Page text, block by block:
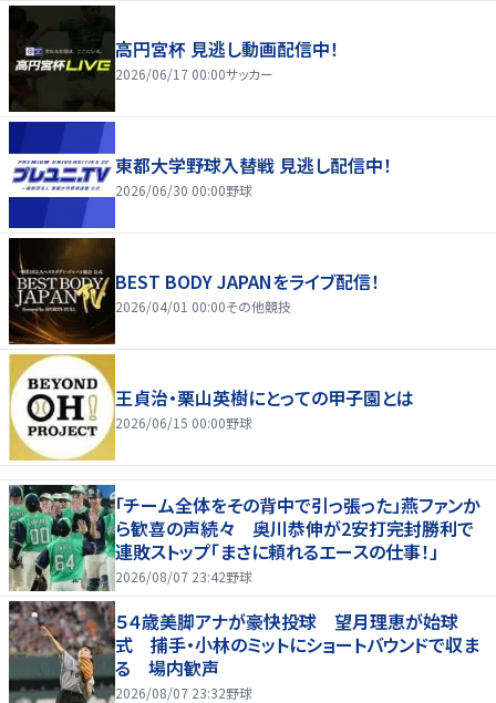
高円宮杯 見逃し動画配信中！
2026/06/17 00:00サッカー
東都大学野球入替戦 見逃し配信中！
2026/06/30 00:00野球
BEST BODY JAPANをライブ配信！
2026/04/01 00:00その他競技
王貞治・栗山英樹にとっての甲子園とは
2026/06/15 00:00野球
「チーム全体をその背中で引っ張った」燕ファンか
ら歓喜の声続々 奥川恭伸が2安打完封勝利で
連敗ストップ「まさに頼れるエースの仕事！」
2026/08/07 23:42野球
５４歳美脚アナが豪快投球 望月理恵が始球
式 捕手・小林のミットにショートバウンドで収ま
る 場内歓声
2026/08/07 23:32野球